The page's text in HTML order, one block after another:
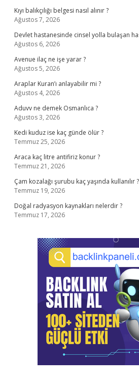
Kıyı balıkçılığı belgesi nasıl alınır ?
Ağustos 7, 2026
Devlet hastanesinde cinsel yolla bulaşan
Ağustos 6, 2026
Avenue ilaç ne işe yarar ?
Ağustos 5, 2026
Araplar Kuran’ı anlayabilir mi ?
Ağustos 4, 2026
Aduvv ne demek Osmanlıca ?
Ağustos 3, 2026
Kedi kuduz ise kaç günde ölür ?
Temmuz 25, 2026
Araca kaç litre antifiriz konur ?
Temmuz 21, 2026
Çam kozalağı şurubu kaç yaşında kullanılır ?
Temmuz 19, 2026
Doğal radyasyon kaynakları nelerdir ?
Temmuz 17, 2026